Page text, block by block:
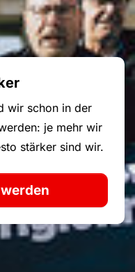
wir schon in der
je mehr wir
stärker sind wir.